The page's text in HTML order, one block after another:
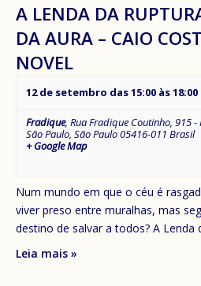
A LENDA DA
DA AURA – CAIO
NOVEL
12 de setembro das 15:00 às18:00
Fradique, Rua Fradique Coutinho, 915 -
São Paulo, São Paulo05416-011 Brasil
+ Google Map
Num mundo em que o céu é
viver preso entre muralhas, mas
destino de salvar a todos? A
Leia mais »